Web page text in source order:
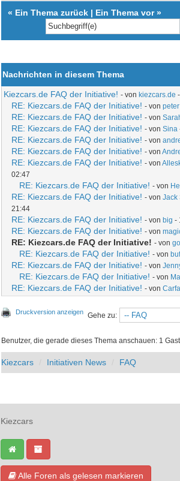
« Ein Thema zurück | Ein Thema vor»
Nachrichten in diesem Thema
Kiezcars.de FAQ der Initiative! - von kiezcars.de
RE: Kiezcars.de FAQ der Initiative! - vonpeter
RE: Kiezcars.de FAQ der Initiative! - von
RE: Kiezcars.de FAQ der Initiative! - vonSina
RE: Kiezcars.de FAQ der Initiative! - von
RE: Kiezcars.de FAQ der Initiative! - von
RE: Kiezcars.de FAQ der Initiative! - von
02:47
RE: Kiezcars.de FAQ der Initiative! - von
RE: Kiezcars.de FAQ der Initiative! - vonJack
21:44
RE: Kiezcars.de FAQ der Initiative! - von big -
RE: Kiezcars.de FAQ der Initiative! - von
RE: Kiezcars.de FAQ der Initiative! - von
RE: Kiezcars.de FAQ der Initiative! - von
RE: Kiezcars.de FAQ der Initiative! - von
RE: Kiezcars.de FAQ der Initiative! - von
RE: Kiezcars.de FAQ der Initiative! - von
Druckversion anzeigen Gehe zu:
Benutzer, die gerade dieses Thema anschauen: 1
Kiezcars Initiativen News FAQ
Kiezcars
Alle Foren als gelesen markieren